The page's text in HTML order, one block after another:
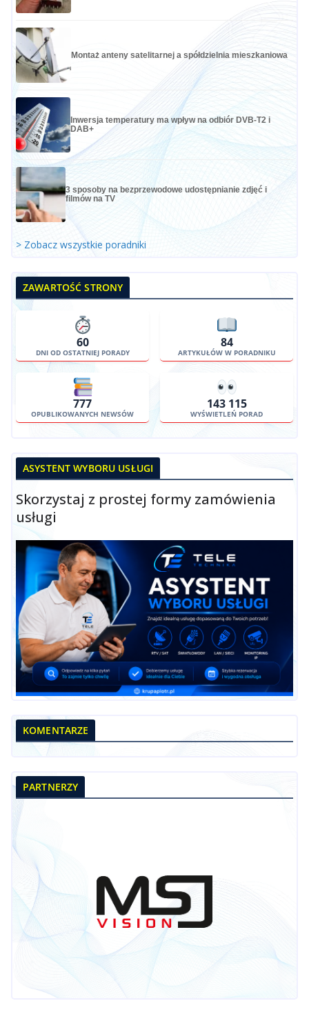
Montaż anteny satelitarnej a spółdzielnia mieszkaniowa
Inwersja temperatury ma wpływ na odbiór DVB-T2 i
DAB+
3 sposoby na bezprzewodowe udostępnianie zdjęć i
filmów na TV
> Zobacz wszystkie poradniki
ZAWARTOŚĆ STRONY
60
DNI OD OSTATNIEJ PORADY
84
ARTYKUŁÓW W PORADNIKU
777
OPUBLIKOWANYCH NEWSÓW
143 115
WYŚWIETLEŃ PORAD
ASYSTENT WYBORU USŁUGI
Skorzystaj z prostej formy zamówienia
usługi
KOMENTARZE
PARTNERZY